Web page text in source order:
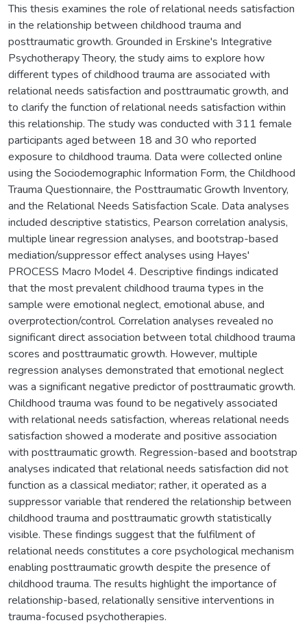
This thesis examines the role of relational needs satisfaction
in the relationship between childhood trauma and
posttraumatic growth. Grounded in Erskine's Integrative
Psychotherapy Theory, the study aims to explore how
different types of childhood trauma are associated with
relational needs satisfaction and posttraumatic growth, and
to clarify the function of relational needs satisfaction within
this relationship. The study was conducted with 311 female
participants aged between 18 and 30 who reported
exposure to childhood trauma. Data were collected online
using the Sociodemographic Information Form, the Childhood
Trauma Questionnaire, the Posttraumatic Growth Inventory,
and the Relational Needs Satisfaction Scale. Data analyses
included descriptive statistics, Pearson correlation analysis,
multiple linear regression analyses, and bootstrap-based
mediation/suppressor effect analyses using Hayes'
PROCESS Macro Model 4. Descriptive findings indicated
that the most prevalent childhood trauma types in the
sample were emotional neglect, emotional abuse, and
overprotection/control. Correlation analyses revealed no
significant direct association between total childhood trauma
scores and posttraumatic growth. However, multiple
regression analyses demonstrated that emotional neglect
was a significant negative predictor of posttraumatic growth.
Childhood trauma was found to be negatively associated
with relational needs satisfaction, whereas relational needs
satisfaction showed a moderate and positive association
with posttraumatic growth. Regression-based and bootstrap
analyses indicated that relational needs satisfaction did not
function as a classical mediator; rather, it operated as a
suppressor variable that rendered the relationship between
childhood trauma and posttraumatic growth statistically
visible. These findings suggest that the fulfilment of
relational needs constitutes a core psychological mechanism
enabling posttraumatic growth despite the presence of
childhood trauma. The results highlight the importance of
relationship-based, relationally sensitive interventions in
trauma-focused psychotherapies.